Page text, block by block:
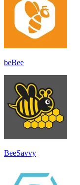
beBee
BeeSavvy